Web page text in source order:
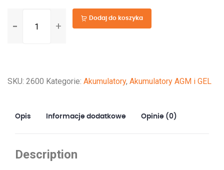
12V/110Ah
Batt.
Dodaj do koszyka
SKU: 2600 Kategorie: Akumulatory, Akumulatory AGM i GEL
Opis Informacje dodatkowe Opinie (0)
Description